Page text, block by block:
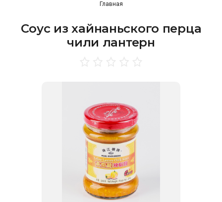
Главная
Соус из хайнаньского перца
чили лантерн